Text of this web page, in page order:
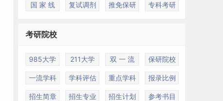
国 家 线 复试调剂 推免保研 专科考研
考研院校
985大学 211大学 双 一 流 保研院校
一流学科 学科评估 重点学科 报录比例
招生简章 招生专业 招生计划 参考书目